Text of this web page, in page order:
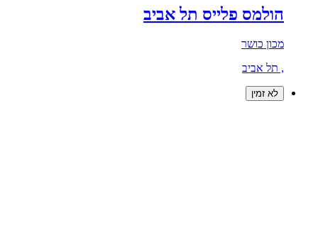
הולמס פלייס תל אביב
מכון כושר
, תל אביב
לא זמין